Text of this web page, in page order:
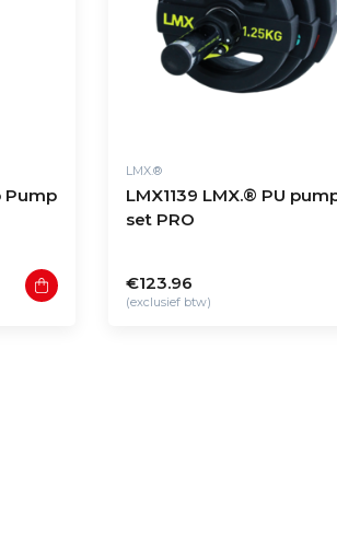
Pump
LMX.®
LMX1139 LMX.® PU
set PRO
€123.96
(exclusief btw)